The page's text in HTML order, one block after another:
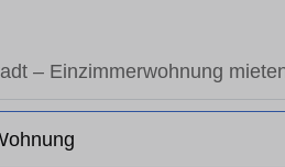
– Einzimmerwohnung